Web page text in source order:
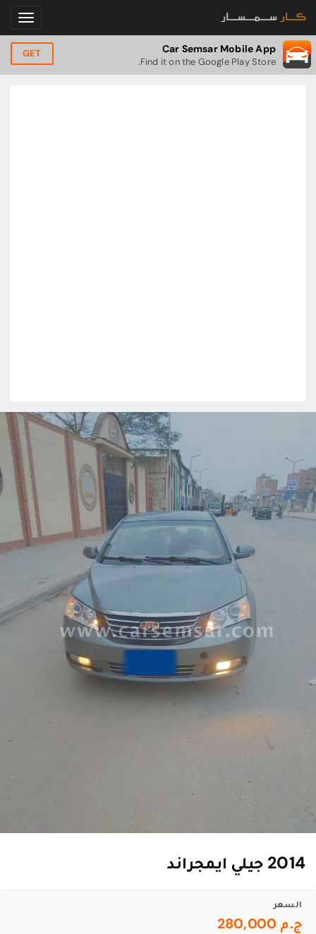
Car Semsar Mobile App
Find it on the Google Play Store.
GET
2014 جيلي ايمجراند
السعر
ج.م 280,000